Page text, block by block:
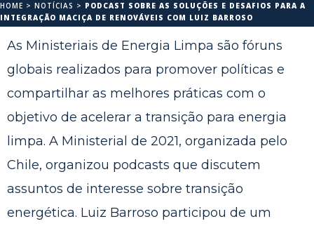
HOME > NOTÍCIAS > PODCAST SOBRE AS SOLUÇÕES E DESAFIOS PARA A
INTEGRAÇÃO MACIÇA DE RENOVÁVEIS COM LUIZ BARROSO
As Ministeriais de Energia Limpa são fóruns
globais realizados para promover políticas e
compartilhar as melhores práticas com o
objetivo de acelerar a transição para energia
limpa. A Ministerial de 2021, organizada pelo
Chile, organizou podcasts que discutem
assuntos de interesse sobre transição
energética. Luiz Barroso participou de um